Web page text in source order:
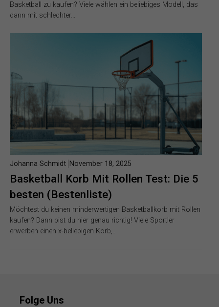
Basketball zu kaufen? Viele wählen ein beliebiges Modell, das
dann mit schlechter…
Basketball Korb Mit Rollen Test: Die 5
besten (Bestenliste)
Johanna Schmidt November 18, 2025
Möchtest du keinen minderwertigen Basketballkorb mit Rollen
kaufen? Dann bist du hier genau richtig! Viele Sportler
erwerben einen x-beliebigen Korb,…
Folge Uns